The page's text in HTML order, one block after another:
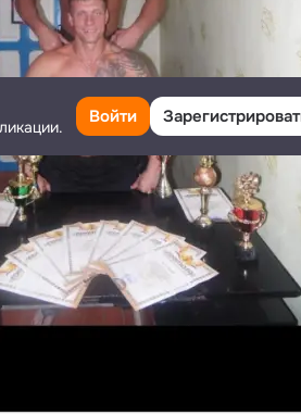
Войти